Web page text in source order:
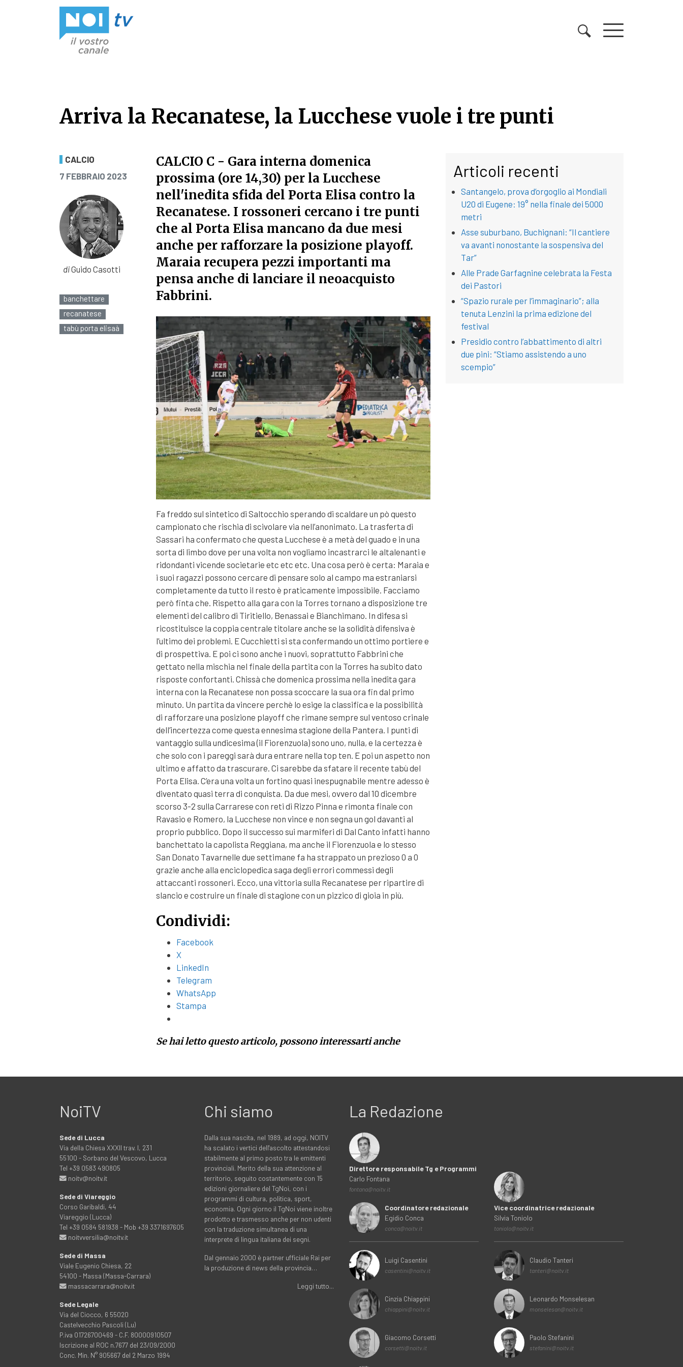
Arriva la Recanatese, la Lucchese vuole i tre punti
Arriva la Recanatese, la Lucchese vuole i tre punti
CALCIO
PUBBLICATO IL
7 FEBBRAIO 2023
diGuido Casotti
banchettare
recanatese
tabù porta elisaà
CALCIO C - Gara interna domenica
prossima (ore 14,30) per la Lucchese
nell'inedita sfida del Porta Elisa contro la
Recanatese. I rossoneri cercano i tre punti
che al Porta Elisa mancano da due mesi
anche per rafforzare la posizione playoff.
Maraia recupera pezzi importanti ma
pensa anche di lanciare il neoacquisto
Fabbrini.
Fa freddo sul sintetico di Saltocchio sperando di scaldare un pò questo
campionato che rischia di scivolare via nell’anonimato. La trasferta di
Sassari ha confermato che questa Lucchese è a metà del guado e in una
sorta di limbo dove per una volta non vogliamo incastrarci le altalenanti e
ridondanti vicende societarie etc etc etc. Una cosa però è certa: Maraia e
i suoi ragazzi possono cercare di pensare solo al campo ma estraniarsi
completamente da tutto il resto è praticamente impossibile. Facciamo
però finta che. Rispetto alla gara con la Torres tornano a disposizione tre
elementi del calibro di Tiritiello, Benassai e Bianchimano. In difesa si
ricostituisce la coppia centrale titolare anche se la solidità difensiva è
l’ultimo dei problemi. E Cucchietti si sta confermando un ottimo portiere e
di prospettiva. E poi ci sono anche i nuovi, soprattutto Fabbrini che
gettato nella mischia nel finale della partita con la Torres ha subito dato
risposte confortanti. Chissà che domenica prossima nella inedita gara
interna con la Recanatese non possa scoccare la sua ora fin dal primo
minuto. Un partita da vincere perchè lo esige la classifica e la possibilità
di rafforzare una posizione playoff che rimane sempre sul ventoso crinale
dell’incertezza come questa ennesima stagione della Pantera. I punti di
vantaggio sulla undicesima (il Fiorenzuola) sono uno, nulla, e la certezza è
che solo con i pareggi sarà dura entrare nella top ten. E poi un aspetto non
ultimo e affatto da trascurare. Ci sarebbe da sfatare il recente tabù del
Porta Elisa. C’era una volta un fortino quasi inespugnabile mentre adesso è
diventato quasi terra di conquista. Da due mesi, ovvero dal 10 dicembre
scorso 3-2 sulla Carrarese con reti di Rizzo Pinna e rimonta finale con
Ravasio e Romero, la Lucchese non vince e non segna un gol davanti al
proprio pubblico. Dopo il successo sui marmiferi di Dal Canto infatti hanno
banchettato la capolista Reggiana, ma anche il Fiorenzuola e lo stesso
San Donato Tavarnelle due settimane fa ha strappato un prezioso 0 a 0
grazie anche alla enciclopedica saga degli errori commessi degli
attaccanti rossoneri. Ecco, una vittoria sulla Recanatese per ripartire di
slancio e costruire un finale di stagione con un pizzico di gioia in più.
Condividi:
Facebook
X
LinkedIn
Telegram
WhatsApp
Stampa
Se hai letto questo articolo, possono interessarti anche
Articoli recenti
Santangelo, prova d’orgoglio ai Mondiali
U20 di Eugene: 19° nella finale dei 5000
metri
Asse suburbano, Buchignani: “Il cantiere
va avanti nonostante la sospensiva del
Tar”
Alle Prade Garfagnine celebrata la Festa
dei Pastori
“Spazio rurale per l’immaginario”; alla
tenuta Lenzini la prima edizione del
festival
Presidio contro l’abbattimento di altri
due pini: “Stiamo assistendo a uno
scempio”
NoiTV
Sede di Lucca
Via della Chiesa XXXII trav. I, 231
55100 - Sorbano del Vescovo, Lucca
Tel +39 0583 490805
noitv@noitv.it
Sede di Viareggio
Corso Garibaldi, 44
Viareggio (Lucca)
Tel +39 0584 581938 - Mob +39 3371697605
noitvversilia@noitv.it
Sede di Massa
Viale Eugenio Chiesa, 22
54100 - Massa (Massa-Carrara)
massacarrara@noitv.it
Sede Legale
Via del Ciocco, 6 55020
Castelvecchio Pascoli (Lu)
P.iva 01726700469 - C.F. 80000910507
Iscrizione al ROC n.7677 del 23/09/2000
Conc. Min. N° 905667 del 2 Marzo 1994
Chi siamo
Dalla sua nascita, nel 1989, ad oggi, NOITV
ha scalato i vertici dell'ascolto attestandosi
stabilmente al primo posto tra le emittenti
provinciali. Merito della sua attenzione al
territorio, seguito costantemente con 15
edizioni giornaliere del TgNoi, con i
programmi di cultura, politica, sport,
economia. Ogni giorno il TgNoi viene inoltre
prodotto e trasmesso anche per non udenti
con la traduzione simultanea di una
interprete di lingua italiana dei segni.
Dal gennaio 2000 è partner ufficiale Rai per
la produzione di news della provincia…
Leggi tutto...
La Redazione
Direttore responsabile Tg e Programmi
Carlo Fontana
fontana@noitv.it
Coordinatore redazionale
Egidio Conca
conca@noitv.it
Luigi Casentini
casentini@noitv.it
Cinzia Chiappini
chiappini@noitv.it
Giacomo Corsetti
corsetti@noitv.it
Vice coordinatrice redazionale
Silvia Toniolo
toniolo@noitv.it
Claudio Tanteri
tanteri@noitv.it
Leonardo Monselesan
monselesan@noitv.it
Paolo Stefanini
stefanini@noitv.it